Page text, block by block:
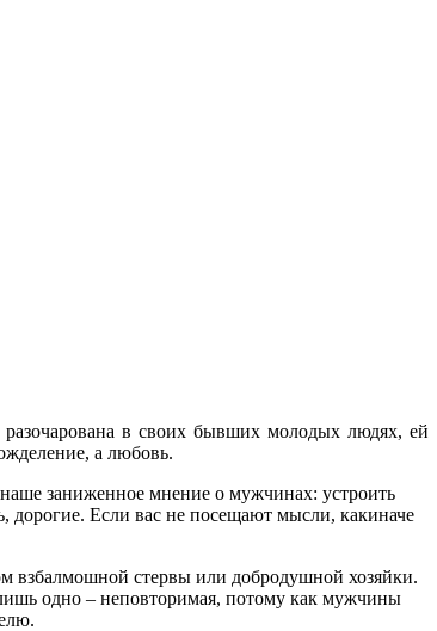
в своих бывших молодых людях, ей
а любовь.
заниженное мнение о мужчинах: устроить
дорогие. Если вас не посещают мысли, какиначе
взбалмошной стервы или добродушной хозяйки.
одно – неповторимая, потому как мужчины